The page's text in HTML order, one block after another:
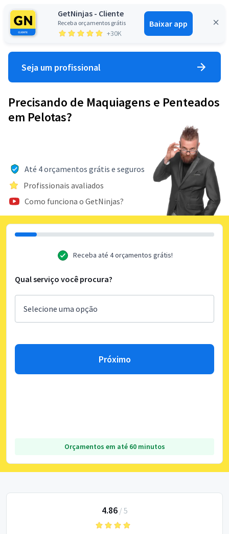
GetNinjas - Cliente
Receba orçamentos grátis
+30K
Baixar app
Entrar
Seja um profissional
Precisando de Maquiagens e Penteados
em Pelotas?
Até 4 orçamentos grátis e seguros
Profissionais avaliados
Como funciona o GetNinjas?
Receba até 4 orçamentos grátis!
Qual serviço você procura?
Próximo
Orçamentos em até 60 minutos
4.86/ 5